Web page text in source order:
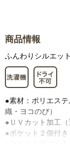
商品情報
ふんわりシルエッ
●素材：ポリエス
織・ヨコのび）
●ＵＶカット加工（
●ポケット２個付き